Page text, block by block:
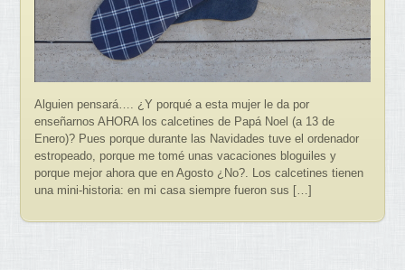
Alguien pensará…. ¿Y porqué a esta mujer le da por
enseñarnos AHORA los calcetines de Papá Noel (a 13 de
Enero)? Pues porque durante las Navidades tuve el ordenador
estropeado, porque me tomé unas vacaciones bloguiles y
porque mejor ahora que en Agosto ¿No?. Los calcetines tienen
una mini-historia: en mi casa siempre fueron sus […]